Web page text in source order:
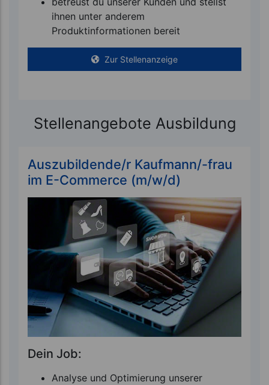
ihnen unter anderem
Produktinformationen bereit
Zur Stellenanzeige
Stellenangebote Ausbildung
Auszubildende/r Kaufmann/-frau
im E-Commerce (m/w/d)
Dein Job:
Analyse und Optimierung unserer